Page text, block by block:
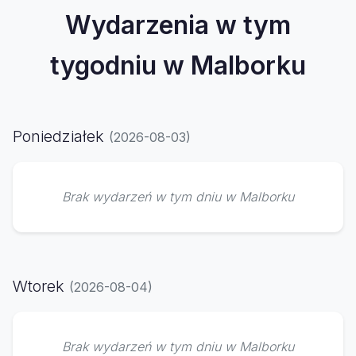
Wydarzenia w tym
tygodniu w Malborku
Poniedziałek (2026-08-03)
Brak wydarzeń w tym dniu w Malborku
Wtorek (2026-08-04)
Brak wydarzeń w tym dniu w Malborku